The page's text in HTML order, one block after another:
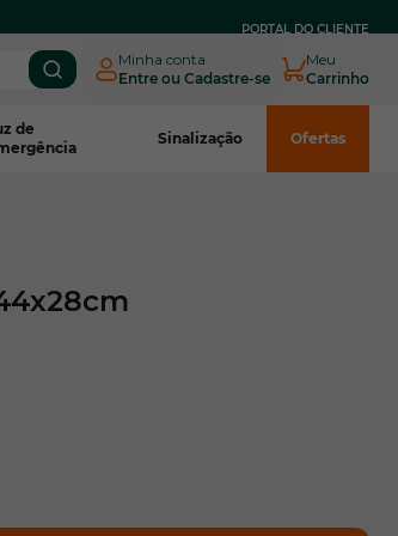
PORTAL DO CLIENTE
Minha conta
Entre ou Cadastre-se
Meu
Carrinho
de
Sinalização Ofertas